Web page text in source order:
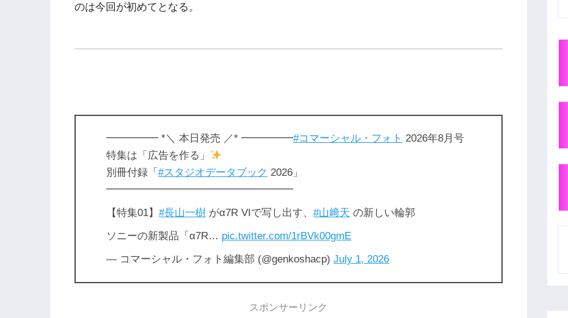
のは今回が初めてとなる。
━━━━━ *＼ 本日発売 ／* ━━━━━#コマーシャル・フォト 2026年8月号
特集は「広告を作る」
別冊付録「 #スタジオデータブック 2026」
━━━━━━━━━━━━━━━━━━
【特集01】 #長山一樹 がα7R VIで写し出す、 #山﨑天 の新しい輪郭
ソニーの新製品「α7R… pic.twitter.com/1rBVk00gmE
— コマーシャル・フォト編集部 (@genkoshacp) July 1, 2026
スポンサーリンク